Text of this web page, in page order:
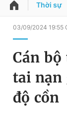
QUẢNG CÁO
Chuyên mục
Chuyên mục khác
Đổi mật
Tin đã lưu
Thời sự
03/09/2024 19:55
Cán
tai nạn
độ cồn